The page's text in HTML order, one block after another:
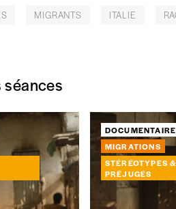
MIGRANTS ITALIE
séances
DOCUMENTAIRE
MIGRATIONS
STÉRÉOTYPES &
PRÉJUGÉS